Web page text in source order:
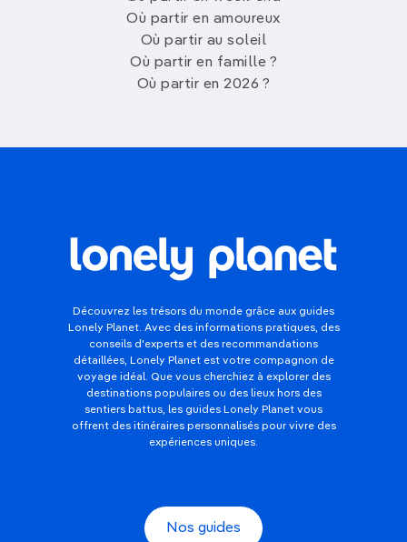
Où partir en amoureux
Où partir au soleil
Où partir en famille ?
Où partir en 2026 ?
Découvrez les trésors du monde grâce aux guides
Lonely Planet. Avec des informations pratiques, des
conseils d'experts et des recommandations
détaillées, Lonely Planet est votre compagnon de
voyage idéal. Que vous cherchiez à explorer des
destinations populaires ou des lieux hors des
sentiers battus, les guides Lonely Planet vous
offrent des itinéraires personnalisés pour vivre des
expériences uniques.
Nos guides